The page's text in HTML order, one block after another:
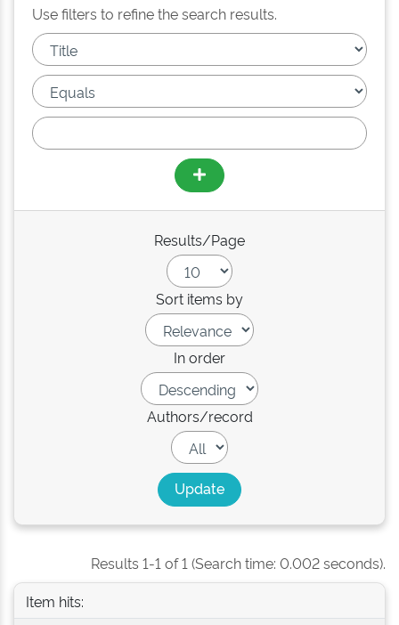
Use filters to refine the search results.
Results/Page
Sort items by
In order
Authors/record
Results 1-1 of 1 (Search time: 0.002 seconds).
Item hits: